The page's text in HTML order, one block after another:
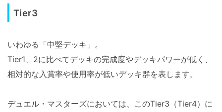
Tier3
いわゆる「中堅デッキ」。
Tier1、2に比べてデッキの完成度やデッキパワーが低く、
相対的な入賞率や使用率が低いデッキ群を表します。
デュエル・マスターズにおいては、このTier3（Tier4）に